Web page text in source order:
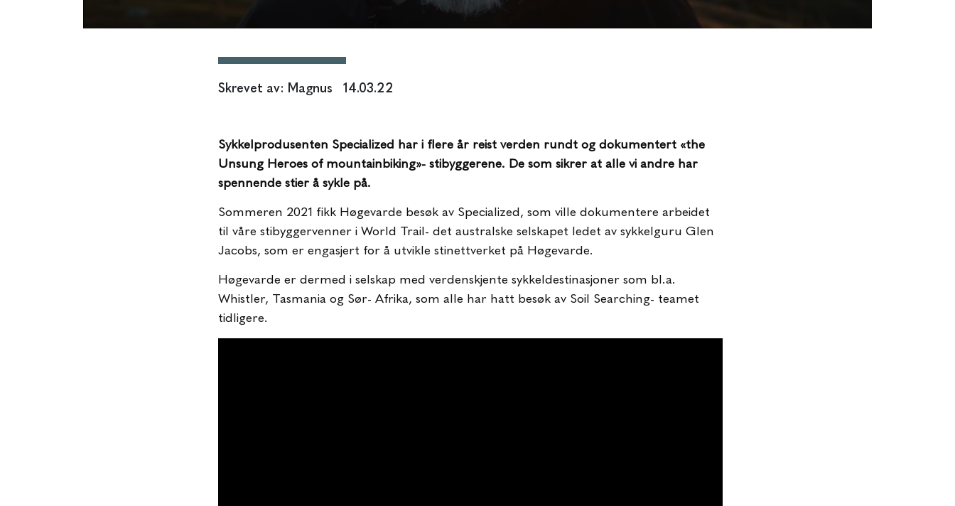
Skrevet av: Magnus 14.03.22
Sykkelprodusenten Specialized har i flere år reist verden rundt og dokumentert «the
Unsung Heroes of mountainbiking»- stibyggerene. De som sikrer at alle vi andre har
spennende stier å sykle på.
Sommeren 2021 fikk Høgevarde besøk av Specialized, som ville dokumentere arbeidet
til våre stibyggervenner i World Trail- det australske selskapet ledet av sykkelguru Glen
Jacobs, som er engasjert for å utvikle stinettverket på Høgevarde.
Høgevarde er dermed i selskap med verdenskjente sykkeldestinasjoner som bl.a.
Whistler, Tasmania og Sør- Afrika, som alle har hatt besøk av Soil Searching- teamet
tidligere.